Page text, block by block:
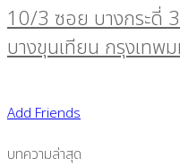
10/3 ซอย บางกระดี่
บางขุนเทียน กรุงเทพ
Add Friends
บทความล่าสุด